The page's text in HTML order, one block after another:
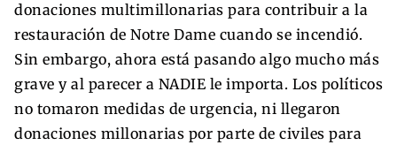
donaciones multimillonarias para contribuir a la
restauración de Notre Dame cuando se incendió.
Sin embargo, ahora está pasando algo mucho más
grave y al parecer a NADIE le importa. Los políticos
no tomaron medidas de urgencia, ni llegaron
donaciones millonarias por parte de civiles para